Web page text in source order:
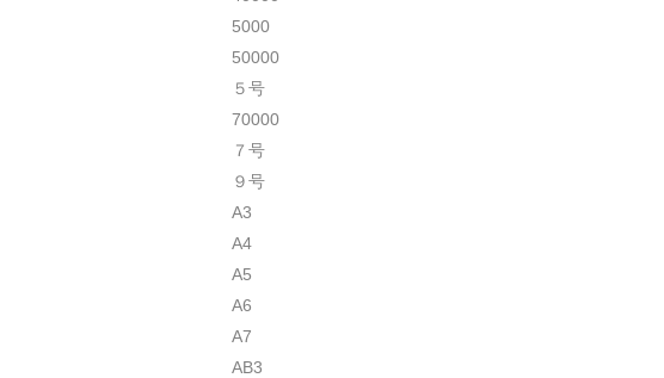
5000
50000
５号
70000
７号
９号
A3
A4
A5
A6
A7
AB3